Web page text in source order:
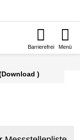
Barrierefrei Menü
)